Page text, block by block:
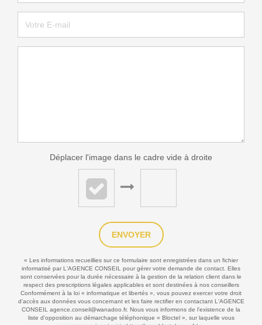
Déplacer l'image dans le cadre vide à droite
ENVOYER
« Les informations recueillies sur ce formulaire sont enregistrées dans un fichier
informatisé par L'AGENCE CONSEIL pour gérer votre demande de contact. Elles
sont conservées pour la durée nécessaire à la gestion de la relation client dans le
respect des prescriptions légales applicables et sont destinées à nos conseillers
Conformément à la loi « informatique et libertés », vous pouvez exercer votre droit
d'accès aux données vous concernant et les faire rectifier en contactant L'AGENCE
CONSEIL agence.conseil@wanadoo.fr. Nous vous informons de l'existence de la
liste d'opposition au démarchage téléphonique « Bloctel », sur laquelle vous